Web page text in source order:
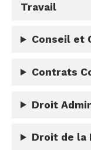
Travail
Conseil et
Contrats
Droit
Droit de la